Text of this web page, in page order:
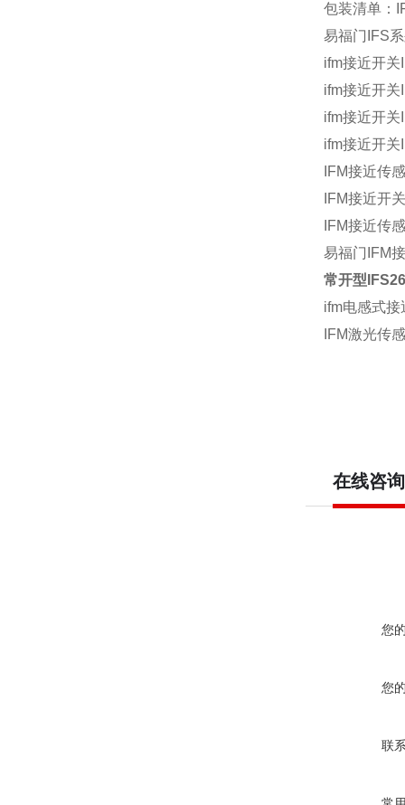
包装清单：
易福门IFS
ifm接近开关
ifm接近开关
ifm接近开关
ifm接近开关
IFM接近传
IFM接近开
IFM接近传
易福门IFM
常开型
ifm电感式
IFM激光传
在线咨询
您
您
联